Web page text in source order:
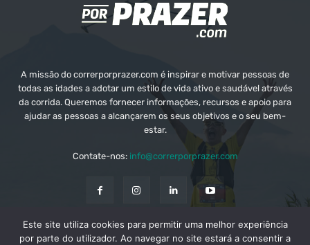
A missão do correrporprazer.com é inspirar e motivar pessoas de
todas as idades a adotar um estilo de vida ativo e saudável através
da corrida. Queremos fornecer informações, recursos e apoio para
ajudar as pessoas a alcançarem os seus objetivos e o seu bem-
estar.
Contate-nos: info@correrporprazer.com
FICHA TÉCNICA MEDIA KIT PUBLICIDADE
Este site utiliza cookies para permitir uma melhor experiência
por parte do utilizador. Ao navegar no site estará a consentir a